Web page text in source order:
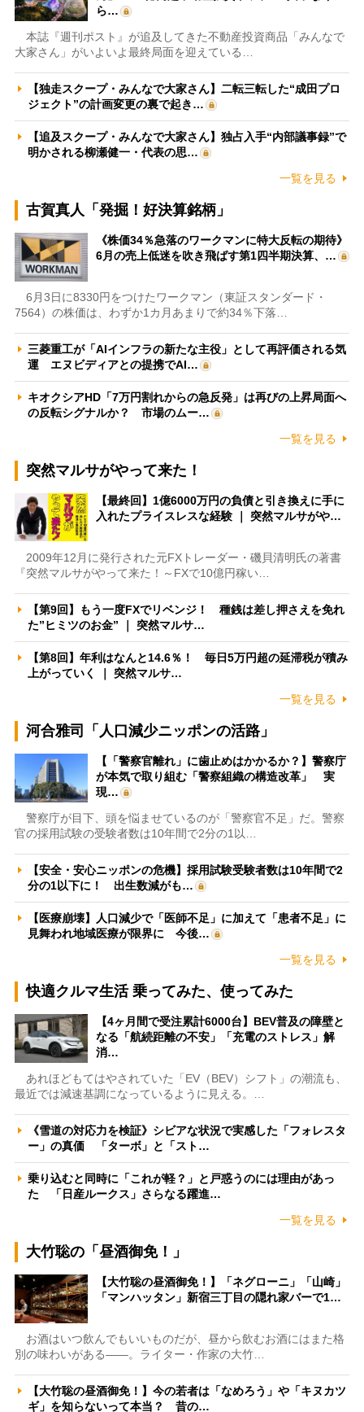
ら…
本誌『週刊ポスト』が追及してきた不動産投資商品「みんなで
大家さん」がいよいよ最終局面を迎えている…
【独走スクープ・みんなで大家さん】二転三転した“成田プロ
ジェクト”の計画変更の裏で起き…
【追及スクープ・みんなで大家さん】独占入手“内部議事録”で
明かされる柳瀬健一・代表の思…
一覧を見る
古賀真人「発掘！好決算銘柄」
《株価34％急落のワークマンに特大反転の期待》
6月の売上低迷を吹き飛ばす第1四半期決算、…
6月3日に8330円をつけたワークマン（東証スタンダード・
7564）の株価は、わずか1カ月あまりで約34％下落…
三菱重工が「AIインフラの新たな主役」として再評価される気
運 エヌビディアとの提携でAI…
キオクシアHD「7万円割れからの急反発」は再びの上昇局面へ
の反転シグナルか？ 市場のムー…
一覧を見る
突然マルサがやって来た！
【最終回】1億6000万円の負債と引き換えに手に
入れたプライスレスな経験 ｜ 突然マルサがや…
2009年12月に発行された元FXトレーダー・磯貝清明氏の著書
『突然マルサがやって来た！～FXで10億円稼い…
【第9回】もう一度FXでリベンジ！ 種銭は差し押さえを免れ
た”ヒミツのお金” ｜ 突然マルサ…
【第8回】年利はなんと14.6％！ 毎日5万円超の延滞税が積み
上がっていく ｜ 突然マルサ…
一覧を見る
河合雅司「人口減少ニッポンの活路」
【「警察官離れ」に歯止めはかかるか？】警察庁
が本気で取り組む「警察組織の構造改革」 実
現…
警察庁が目下、頭を悩ませているのが「警察官不足」だ。警察
官の採用試験の受験者数は10年間で2分の1以…
【安全・安心ニッポンの危機】採用試験受験者数は10年間で2
分の1以下に！ 出生数減がも…
【医療崩壊】人口減少で「医師不足」に加えて「患者不足」に
見舞われ地域医療が限界に 今後…
一覧を見る
快適クルマ生活 乗ってみた、使ってみた
【4ヶ月間で受注累計6000台】BEV普及の障壁と
なる「航続距離の不安」「充電のストレス」解
消…
あれほどもてはやされていた「EV（BEV）シフト」の潮流も、
最近では減速基調になっているように見える。…
《雪道の対応力を検証》シビアな状況で実感した「フォレスタ
ー」の真価 「ターボ」と「スト…
乗り込むと同時に「これが軽？」と戸惑うのには理由があっ
た 「日産ルークス」さらなる躍進…
一覧を見る
大竹聡の「昼酒御免！」
【大竹聡の昼酒御免！】「ネグローニ」「山崎」
「マンハッタン」新宿三丁目の隠れ家バーで1…
お酒はいつ飲んでもいいものだが、昼から飲むお酒にはまた格
別の味わいがある――。ライター・作家の大竹…
【大竹聡の昼酒御免！】今の若者は「なめろう」や「キヌカツ
ギ」を知らないって本当？ 昔の…